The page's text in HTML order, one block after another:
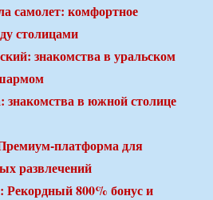
самолет: комфортное
столицами
знакомства в уральском
знакомства в южной столице
платформа для
развлечений
Рекордный 800% бонус и